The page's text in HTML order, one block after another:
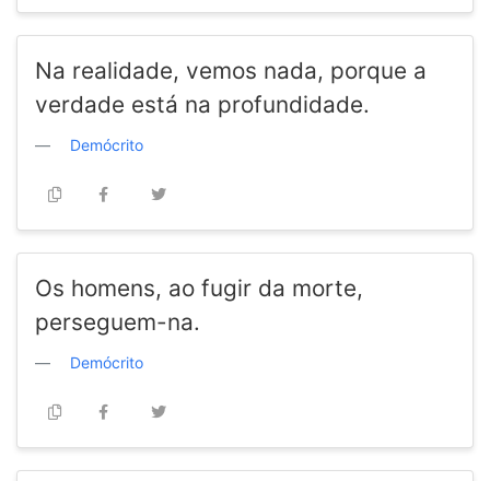
Na realidade, vemos nada, porque a
verdade está na profundidade.
Demócrito
Os homens, ao fugir da morte,
perseguem-na.
Demócrito